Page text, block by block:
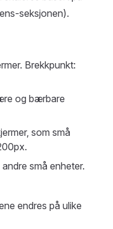
seksjonen).
Brekkpunkt:
og bærbare
som små
små enheter.
endres på ulike